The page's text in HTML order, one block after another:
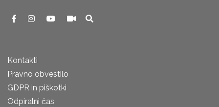
Kontakti
Pravno obvestilo
GDPR in piškotki
Odpiralni čas